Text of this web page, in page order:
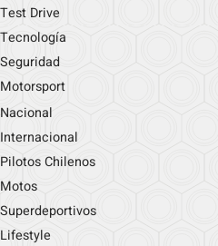
Test Drive
Tecnología
Seguridad
Motorsport
Nacional
Internacional
Pilotos Chilenos
Motos
Superdeportivos
Lifestyle